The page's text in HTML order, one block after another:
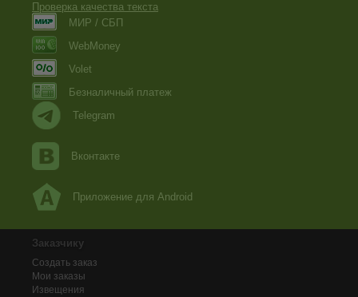
Проверка качества текста
МИР / СБП
WebMoney
Volet
Безналичный платеж
Telegram
Вконтакте
Приложение для Android
Заказчику
Создать заказ
Мои заказы
Извещения